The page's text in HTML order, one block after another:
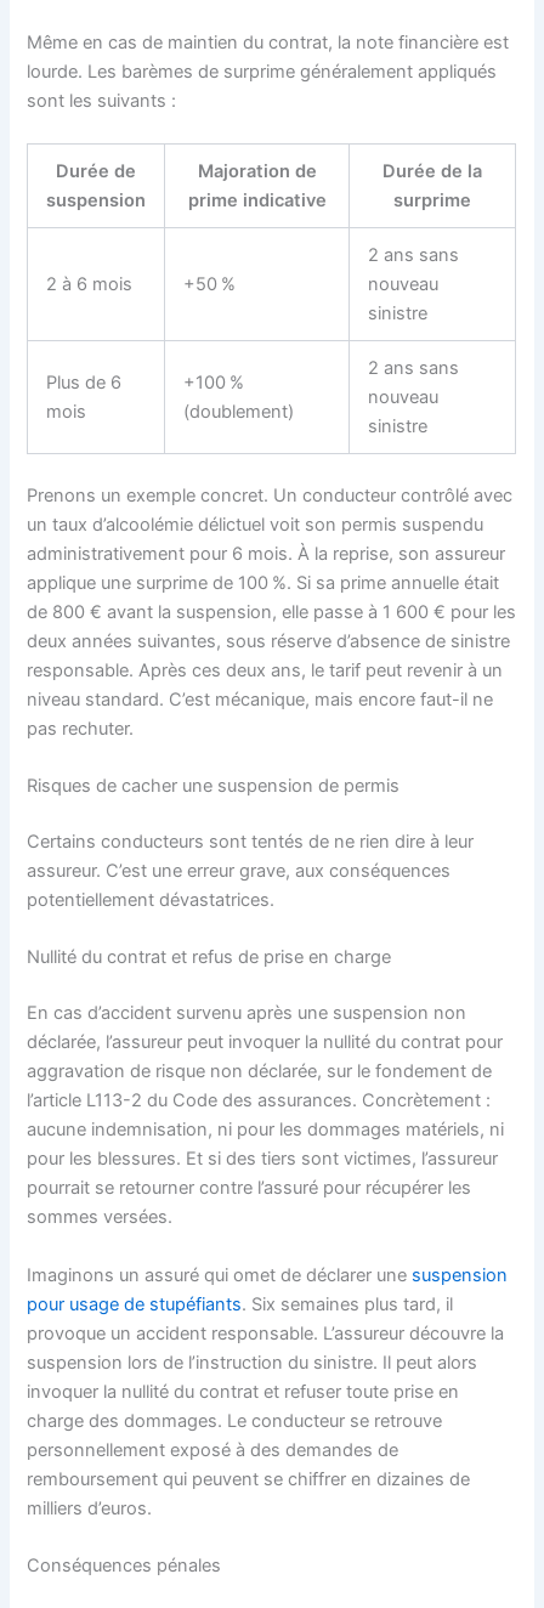
Même en cas de maintien du contrat, la note financière est
lourde. Les barèmes de surprime généralement appliqués
sont les suivants :
Durée de
suspension
Majoration de
prime indicative
Durée de la
surprime
2 à 6 mois +50 %
2 ans sans
nouveau
sinistre
Plus de 6
mois
+100 %
(doublement)
2 ans sans
nouveau
sinistre
Prenons un exemple concret. Un conducteur contrôlé avec
un taux d’alcoolémie délictuel voit son permis suspendu
administrativement pour 6 mois. À la reprise, son assureur
applique une surprime de 100 %. Si sa prime annuelle était
de 800 € avant la suspension, elle passe à 1 600 € pour les
deux années suivantes, sous réserve d’absence de sinistre
responsable. Après ces deux ans, le tarif peut revenir à un
niveau standard. C’est mécanique, mais encore faut-il ne
pas rechuter.
Risques de cacher une suspension de permis
Certains conducteurs sont tentés de ne rien dire à leur
assureur. C’est une erreur grave, aux conséquences
potentiellement dévastatrices.
Nullité du contrat et refus de prise en charge
En cas d’accident survenu après une suspension non
déclarée, l’assureur peut invoquer la nullité du contrat pour
aggravation de risque non déclarée, sur le fondement de
l’article L113-2 du Code des assurances. Concrètement :
aucune indemnisation, ni pour les dommages matériels, ni
pour les blessures. Et si des tiers sont victimes, l’assureur
pourrait se retourner contre l’assuré pour récupérer les
sommes versées.
Imaginons un assuré qui omet de déclarer une suspension
pour usage de stupéfiants. Six semaines plus tard, il
provoque un accident responsable. L’assureur découvre la
suspension lors de l’instruction du sinistre. Il peut alors
invoquer la nullité du contrat et refuser toute prise en
charge des dommages. Le conducteur se retrouve
personnellement exposé à des demandes de
remboursement qui peuvent se chiffrer en dizaines de
milliers d’euros.
Conséquences pénales